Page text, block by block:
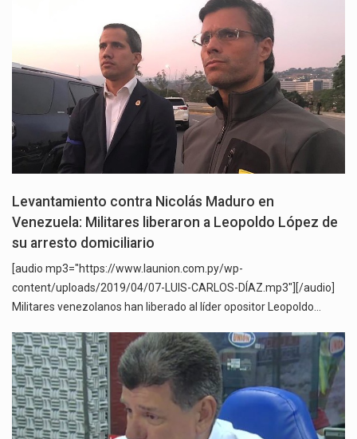
Levantamiento contra Nicolás Maduro en
Venezuela: Militares liberaron a Leopoldo López de
su arresto domiciliario
[audio mp3="https://www.launion.com.py/wp-
content/uploads/2019/04/07-LUIS-CARLOS-DÍAZ.mp3"][/audio]
Militares venezolanos han liberado al líder opositor Leopoldo…